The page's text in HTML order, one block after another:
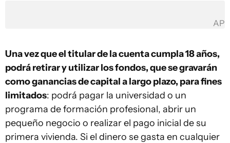
AP
Una vez que el titular de la cuenta cumpla 18 años,
podrá retirar y utilizar los fondos, que se gravarán
como ganancias de capital a largo plazo, para fines
limitados: podrá pagar la universidad o un
programa de formación profesional, abrir un
pequeño negocio o realizar el pago inicial de su
primera vivienda. Si el dinero se gasta en cualquier